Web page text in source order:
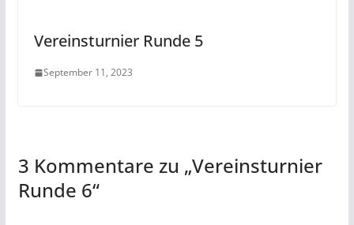
Vereinsturnier Runde 5
September 11, 2023
3 Kommentare zu „Vereinsturnier
Runde 6“